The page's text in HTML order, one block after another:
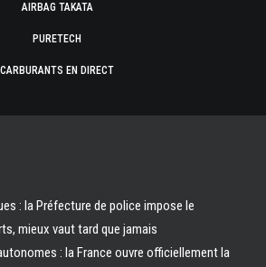
AIRBAG TAKATA
PURETECH
CARBURANTS EN DIRECT
: la Préfecture de police impose le
mieux vaut tard que jamais
: la France ouvre officiellement la